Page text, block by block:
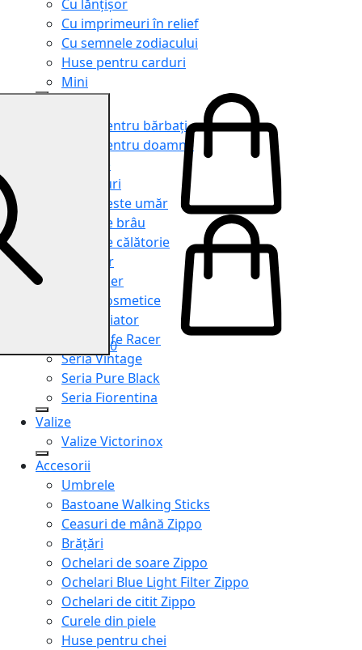
Cu lănțișor
Cu imprimeuri în relief
Cu semnele zodiacului
Huse pentru carduri
Mini
Genți pentru bărbați
Genți pentru doamne
Serviete
Rucsacuri
Genți peste umăr
Genți de brâu
Genți de călătorie
Shopper
Organiser
Truse cosmetice
Seria Aviator
Seria Cafe Racer
Seria Vintage
Seria Pure Black
Seria Fiorentina
Valize
Valize Victorinox
Accesorii
Umbrele
Bastoane Walking Sticks
Ceasuri de mână Zippo
Brățări
Ochelari de soare Zippo
Ochelari Blue Light Filter Zippo
Ochelari de citit Zippo
Curele din piele
Huse pentru chei
0